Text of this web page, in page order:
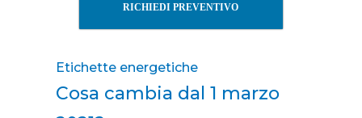
RICHIEDI PREVENTIVO
Etichette energetiche
Cosa cambia dal 1 marzo